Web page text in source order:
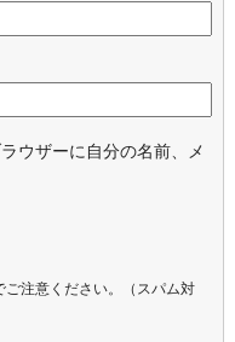
ウザーに自分の名前、メ
注意ください。（スパム対